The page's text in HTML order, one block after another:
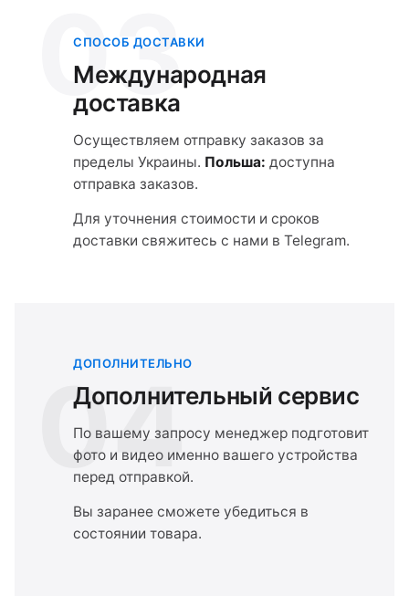
03
СПОСОБ ДОСТАВКИ
Международная
доставка
Осуществляем отправку заказов за
пределы Украины. Польша: доступна
отправка заказов.
Для уточнения стоимости и сроков
доставки свяжитесь с нами в Telegram.
04
ДОПОЛНИТЕЛЬНО
Дополнительный сервис
По вашему запросу менеджер подготовит
фото и видео именно вашего устройства
перед отправкой.
Вы заранее сможете убедиться в
состоянии товара.